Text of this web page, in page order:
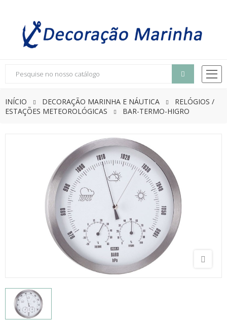
INÍCIO DECORAÇÃO MARINHA E NÁUTICA
RELÓGIOS /
ESTAÇÕES METEOROLÓGICAS
BAR-TERMO-HIGRO